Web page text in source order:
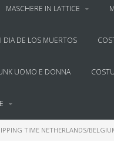
MASCHERE IN LATTICE
DIA DE LOS MUERTOS
UOMO E DONNA
TIME NETHERLANDS/